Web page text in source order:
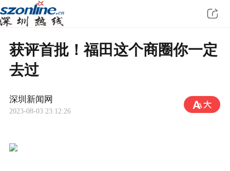
获评首批！福田这个商圈你一定
去过
深圳新闻网
2023-08-03 23:12:26